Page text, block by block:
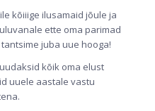
kõiiige ilusamaid jõule ja
ette oma parimad
juba uue hooga!
kõik oma elust
uuele aastale vastu